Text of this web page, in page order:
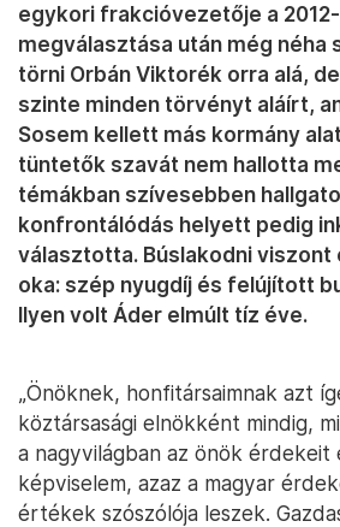
egykori frakcióvezetője a
megválasztása után még
törni Orbán Viktorék orra alá,
szinte minden törvényt aláírt,
Sosem kellett más kormány
tüntetők szavát nem hallotta
témákban szívesebben
konfrontálódás helyett pedig
választotta. Búslakodni viszont
oka: szép nyugdíj és felújított
Ilyen volt Áder elmúlt tíz éve.
„Önöknek, honfitársaimnak azt
köztársasági elnökként mindig,
a nagyvilágban az önök érdekeit
képviselem, azaz a magyar
értékek szószólója leszek.